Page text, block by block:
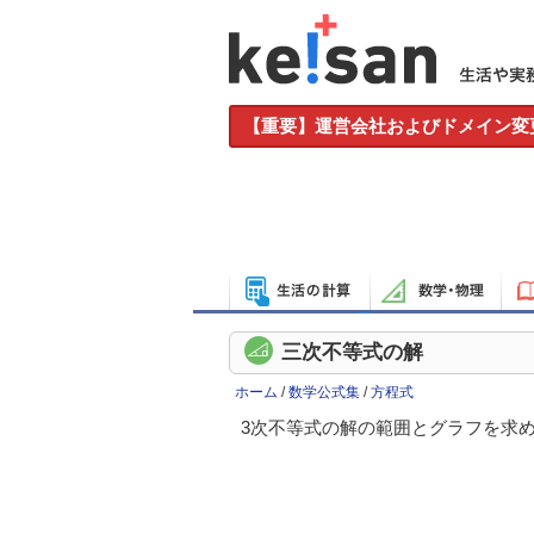
【重要】運営会社およびドメイン
三次不等式の解
ホーム /数学公式集 /方程式
3次不等式の解の範囲とグラフを求め